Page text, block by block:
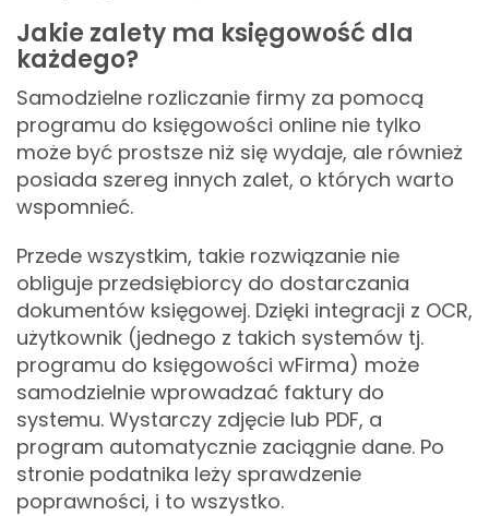
Jakie zalety ma księgowość dla
każdego?
Samodzielne rozliczanie firmy za pomocą
programu do księgowości online nie tylko
może być prostsze niż się wydaje, ale również
posiada szereg innych zalet, o których warto
wspomnieć.
Przede wszystkim, takie rozwiązanie nie
obliguje przedsiębiorcy do dostarczania
dokumentów księgowej. Dzięki integracji z OCR,
użytkownik (jednego z takich systemów tj.
programu do księgowości wFirma) może
samodzielnie wprowadzać faktury do
systemu. Wystarczy zdjęcie lub PDF, a
program automatycznie zaciągnie dane. Po
stronie podatnika leży sprawdzenie
poprawności, i to wszystko.